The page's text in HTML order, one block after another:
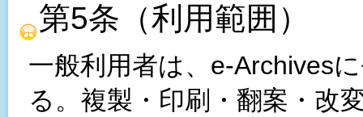
第5条（利用範囲）
一般利用者は、e-Archives
る。複製・印刷・翻案・改